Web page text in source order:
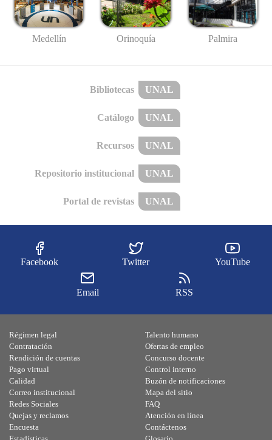
Medellín Orinoquía Palmira
Bibliotecas UNAL
Catálogo UNAL
Recursos UNAL
Repositorio institucional UNAL
Portal de revistas UNAL
Facebook Twitter YouTube
Email RSS
Régimen legal
Contratación
Rendición de cuentas
Pago virtual
Calidad
Talento humano
Ofertas de empleo
Concurso docente
Control interno
Buzón de notificaciones
Correo institucional
Redes Sociales
Quejas y reclamos
Encuesta
Mapa del sitio
FAQ
Atención en línea
Contáctenos